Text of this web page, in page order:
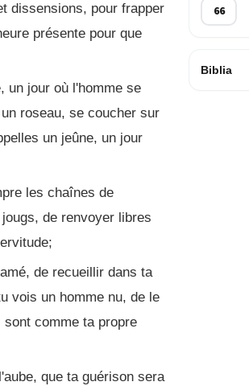
dissensions, pour frapper
présente pour que
un jour où l'homme se
roseau, se coucher sur
un jeûne, un jour
les chaînes de
de renvoyer libres
de recueillir dans ta
vois un homme nu, de le
comme ta propre
que ta guérison sera
66
Biblia